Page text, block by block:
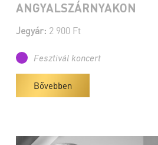
ANGYALSZÁRNYAKON
Jegyár: 2 900 Ft
Fesztivál koncert
Bővebben